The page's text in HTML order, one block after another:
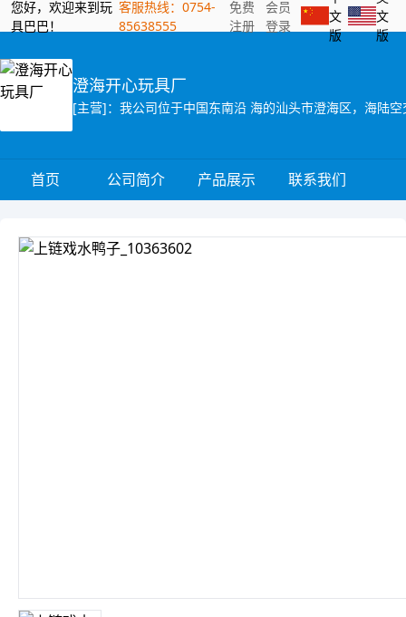
您好，欢迎来到玩
具巴巴！
客服热线：0754-
85638555
免费
注册
会员
登录
文
版
文
版
澄海开心玩具厂
首页 公司简介 产品展示 联系我们